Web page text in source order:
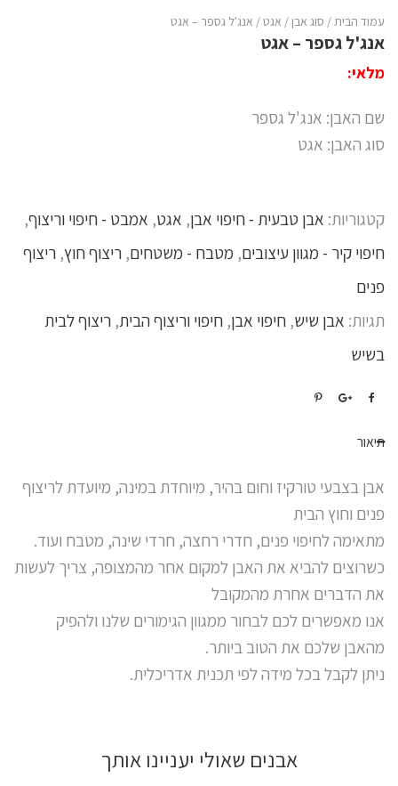
עמוד הבית/ סוג אבן/ אגט/ אנג'ל גספר – אגט
אנג'ל גספר – אגט
מלאי:
שם האבן: אנג'ל גספר
סוג האבן: אגט
קטגוריות: אבן טבעית - חיפוי אבן, אגט, אמבט - חיפוי וריצוף,
חיפוי קיר - מגוון עיצובים, מטבח - משטחים, ריצוף חוץ, ריצוף
פנים
תגיות: אבן שיש, חיפוי אבן, חיפוי וריצוף הבית, ריצוף לבית
בשיש
תיאור
אבן בצבעי טורקיז וחום בהיר, מיוחדת במינה, מיועדת לריצוף
פנים וחוץ הבית
מתאימה לחיפוי פנים, חדרי רחצה, חרדי שינה, מטבח ועוד.
כשרוצים להביא את האבן למקום אחר מהמצופה, צריך לעשות
את הדברים אחרת מהמקובל
אנו מאפשרים לכם לבחור ממגוון הגימורים שלנו ולהפיק
מהאבן שלכם את הטוב ביותר.
ניתן לקבל בכל מידה לפי תכנית אדריכלית.
אבנים שאולי יעניינו אותך